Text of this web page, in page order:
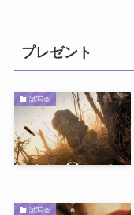
プレゼント
試写会
試写会